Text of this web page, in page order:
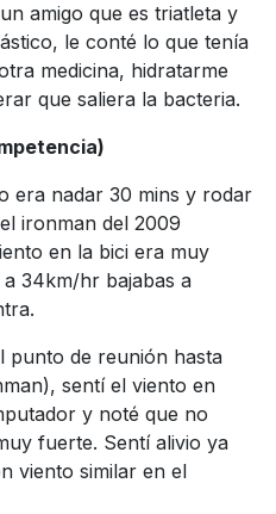
amigo que es triatleta y
le conté lo que tenía
medicina, hidratarme
que saliera la bacteria.
era nadar 30 mins y rodar
ironman del 2009
en la bici era muy
34km/hr bajabas a
punto de reunión hasta
sentí el viento en
y noté que no
fuerte. Sentí alivio ya
viento similar en el